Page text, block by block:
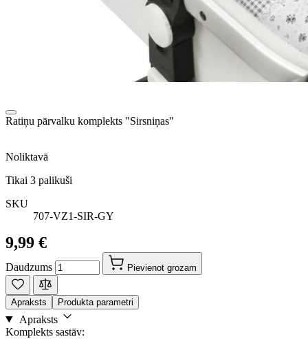
Ratiņu pārvalku komplekts "Sirsniņas"
Noliktavā
Tikai 3 palikuši
SKU
707-VZ1-SIR-GY
9,99 €
Daudzums Pievienot grozam
Apraksts Produkta parametri
Apraksts
Komplekts sastāv: